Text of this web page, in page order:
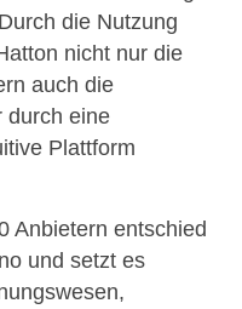
die Nutzung
nicht nur die
auch die
durch eine
Plattform
Anbietern entschied
und setzt es